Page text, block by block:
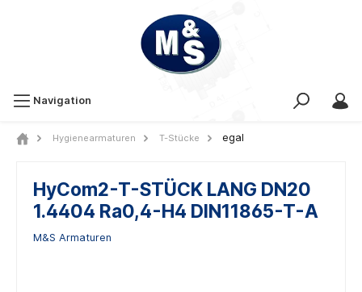
Navigation
Hygienearmaturen T-Stücke egal
HyCom2-T-STÜCK LANG DN20
1.4404 Ra0,4-H4 DIN11865-T-A
M&S Armaturen